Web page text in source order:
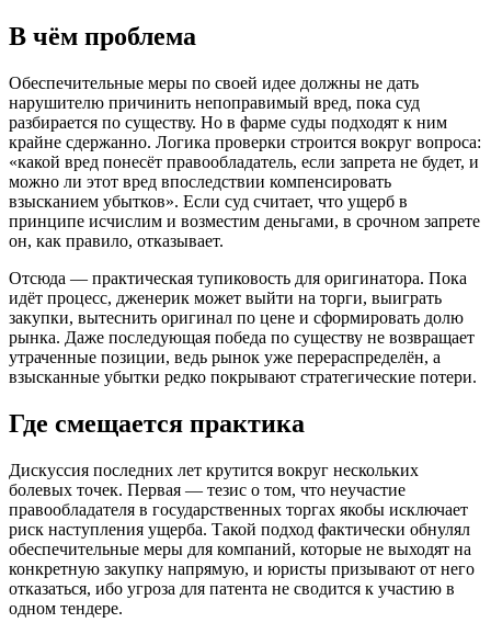
В чём проблема
Обеспечительные меры по своей идее должны не дать
нарушителю причинить непоправимый вред, пока суд
разбирается по существу. Но в фарме суды подходят к ним
крайне сдержанно. Логика проверки строится вокруг вопроса:
«какой вред понесёт правообладатель, если запрета не будет, и
можно ли этот вред впоследствии компенсировать
взысканием убытков». Если суд считает, что ущерб в
принципе исчислим и возместим деньгами, в срочном запрете
он, как правило, отказывает.
Отсюда — практическая тупиковость для оригинатора. Пока
идёт процесс, дженерик может выйти на торги, выиграть
закупки, вытеснить оригинал по цене и сформировать долю
рынка. Даже последующая победа по существу не возвращает
утраченные позиции, ведь рынок уже перераспределён, а
взысканные убытки редко покрывают стратегические потери.
Где смещается практика
Дискуссия последних лет крутится вокруг нескольких
болевых точек. Первая — тезис о том, что неучастие
правообладателя в государственных торгах якобы исключает
риск наступления ущерба. Такой подход фактически обнулял
обеспечительные меры для компаний, которые не выходят на
конкретную закупку напрямую, и юристы призывают от него
отказаться, ибо угроза для патента не сводится к участию в
одном тендере.